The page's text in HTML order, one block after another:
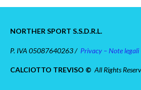
NORTHER SPORT S.S.D.R.L.
P. IVA 05087640263 / Privacy – Note legali
CALCIOTTO TREVISO © All Rights